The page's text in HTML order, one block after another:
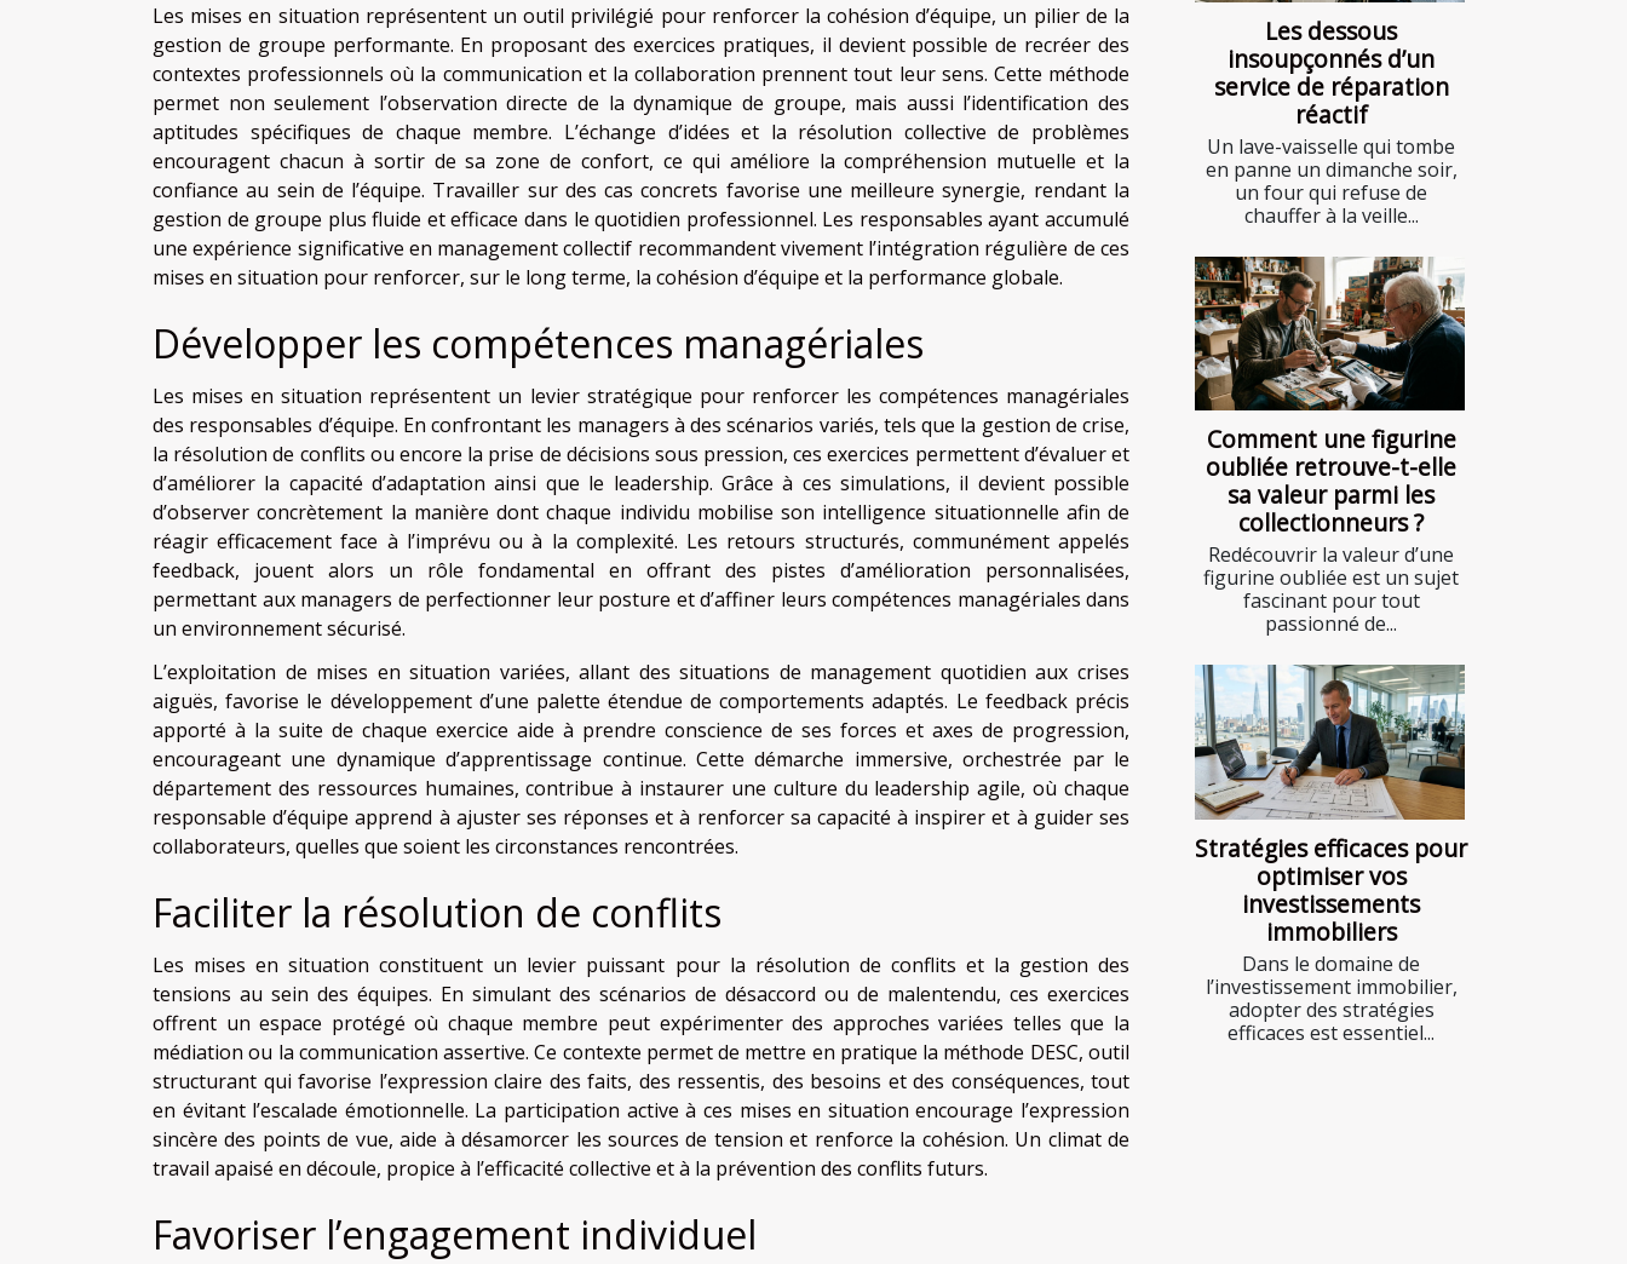
Les mises en situation représentent un outil privilégié pour renforcer la cohésion d’équipe, un pilier de la
gestion de groupe performante. En proposant des exercices pratiques, il devient possible de recréer des
contextes professionnels où la communication et la collaboration prennent tout leur sens. Cette méthode
permet non seulement l’observation directe de la dynamique de groupe, mais aussi l’identification des
aptitudes spécifiques de chaque membre. L’échange d’idées et la résolution collective de problèmes
encouragent chacun à sortir de sa zone de confort, ce qui améliore la compréhension mutuelle et la
confiance au sein de l’équipe. Travailler sur des cas concrets favorise une meilleure synergie, rendant la
gestion de groupe plus fluide et efficace dans le quotidien professionnel. Les responsables ayant accumulé
une expérience significative en management collectif recommandent vivement l’intégration régulière de ces
mises en situation pour renforcer, sur le long terme, la cohésion d’équipe et la performance globale.
Développer les compétences managériales
Les mises en situation représentent un levier stratégique pour renforcer les compétences managériales
des responsables d’équipe. En confrontant les managers à des scénarios variés, tels que la gestion de crise,
la résolution de conflits ou encore la prise de décisions sous pression, ces exercices permettent d’évaluer et
d’améliorer la capacité d’adaptation ainsi que le leadership. Grâce à ces simulations, il devient possible
d’observer concrètement la manière dont chaque individu mobilise son intelligence situationnelle afin de
réagir efficacement face à l’imprévu ou à la complexité. Les retours structurés, communément appelés
feedback, jouent alors un rôle fondamental en offrant des pistes d’amélioration personnalisées,
permettant aux managers de perfectionner leur posture et d’affiner leurs compétences managériales dans
un environnement sécurisé.
L’exploitation de mises en situation variées, allant des situations de management quotidien aux crises
aiguës, favorise le développement d’une palette étendue de comportements adaptés. Le feedback précis
apporté à la suite de chaque exercice aide à prendre conscience de ses forces et axes de progression,
encourageant une dynamique d’apprentissage continue. Cette démarche immersive, orchestrée par le
département des ressources humaines, contribue à instaurer une culture du leadership agile, où chaque
responsable d’équipe apprend à ajuster ses réponses et à renforcer sa capacité à inspirer et à guider ses
collaborateurs, quelles que soient les circonstances rencontrées.
Faciliter la résolution de conflits
Les mises en situation constituent un levier puissant pour la résolution de conflits et la gestion des
tensions au sein des équipes. En simulant des scénarios de désaccord ou de malentendu, ces exercices
offrent un espace protégé où chaque membre peut expérimenter des approches variées telles que la
médiation ou la communication assertive. Ce contexte permet de mettre en pratique la méthode DESC, outil
structurant qui favorise l’expression claire des faits, des ressentis, des besoins et des conséquences, tout
en évitant l’escalade émotionnelle. La participation active à ces mises en situation encourage l’expression
sincère des points de vue, aide à désamorcer les sources de tension et renforce la cohésion. Un climat de
travail apaisé en découle, propice à l’efficacité collective et à la prévention des conflits futurs.
Favoriser l’engagement individuel
Les dessous
insoupçonnés d’un
service de réparation
réactif
Un lave-vaisselle qui tombe
en panne un dimanche soir,
un four qui refuse de
chauffer à la veille...
Comment une figurine
oubliée retrouve-t-elle
sa valeur parmi les
collectionneurs ?
Redécouvrir la valeur d’une
figurine oubliée est un sujet
fascinant pour tout
passionné de...
Stratégies efficaces pour
optimiser vos
investissements
immobiliers
Dans le domaine de
l’investissement immobilier,
adopter des stratégies
efficaces est essentiel...